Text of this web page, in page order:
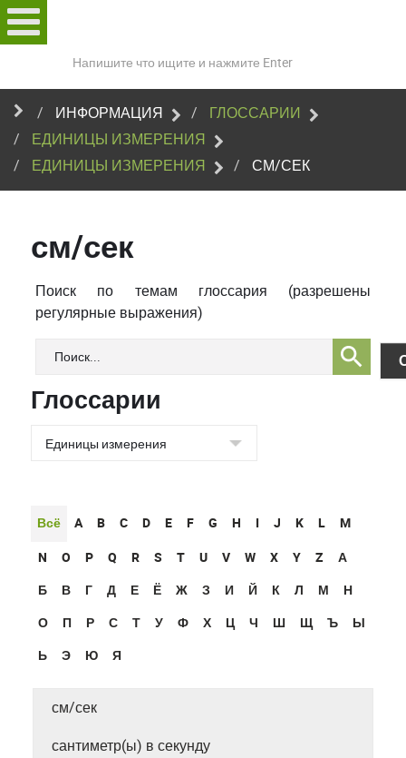
сайту
ИНФОРМАЦИЯ
ГЛОССАРИИ
ЕДИНИЦЫ ИЗМЕРЕНИЯ
ЕДИНИЦЫ ИЗМЕРЕНИЯ
СМ/СЕК
см/сек
Поиск по темам глоссария (разрешены
регулярные выражения)
Глоссарии
Всё A B C D E F G H I J K L
M
N
O P Q R S T U V W X Y Z
А
Б
В Г Д Е Ё Ж З И Й К Л М
Н
О
П Р С Т У Ф Х Ц Ч Ш Щ Ъ
Ы
Ь
Э Ю Я
см/сек
сантиметр(ы) в секунду